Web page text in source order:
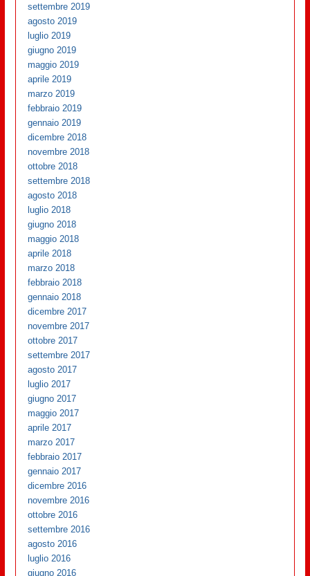
settembre 2019
agosto 2019
luglio 2019
giugno 2019
maggio 2019
aprile 2019
marzo 2019
febbraio 2019
gennaio 2019
dicembre 2018
novembre 2018
ottobre 2018
settembre 2018
agosto 2018
luglio 2018
giugno 2018
maggio 2018
aprile 2018
marzo 2018
febbraio 2018
gennaio 2018
dicembre 2017
novembre 2017
ottobre 2017
settembre 2017
agosto 2017
luglio 2017
giugno 2017
maggio 2017
aprile 2017
marzo 2017
febbraio 2017
gennaio 2017
dicembre 2016
novembre 2016
ottobre 2016
settembre 2016
agosto 2016
luglio 2016
giugno 2016